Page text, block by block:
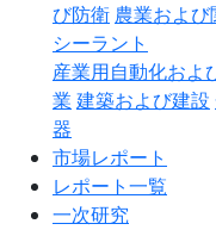
び防衛 農業および
シーラント
産業用自動化およ
業 建築および建設
器
市場レポート
レポート一覧
一次研究